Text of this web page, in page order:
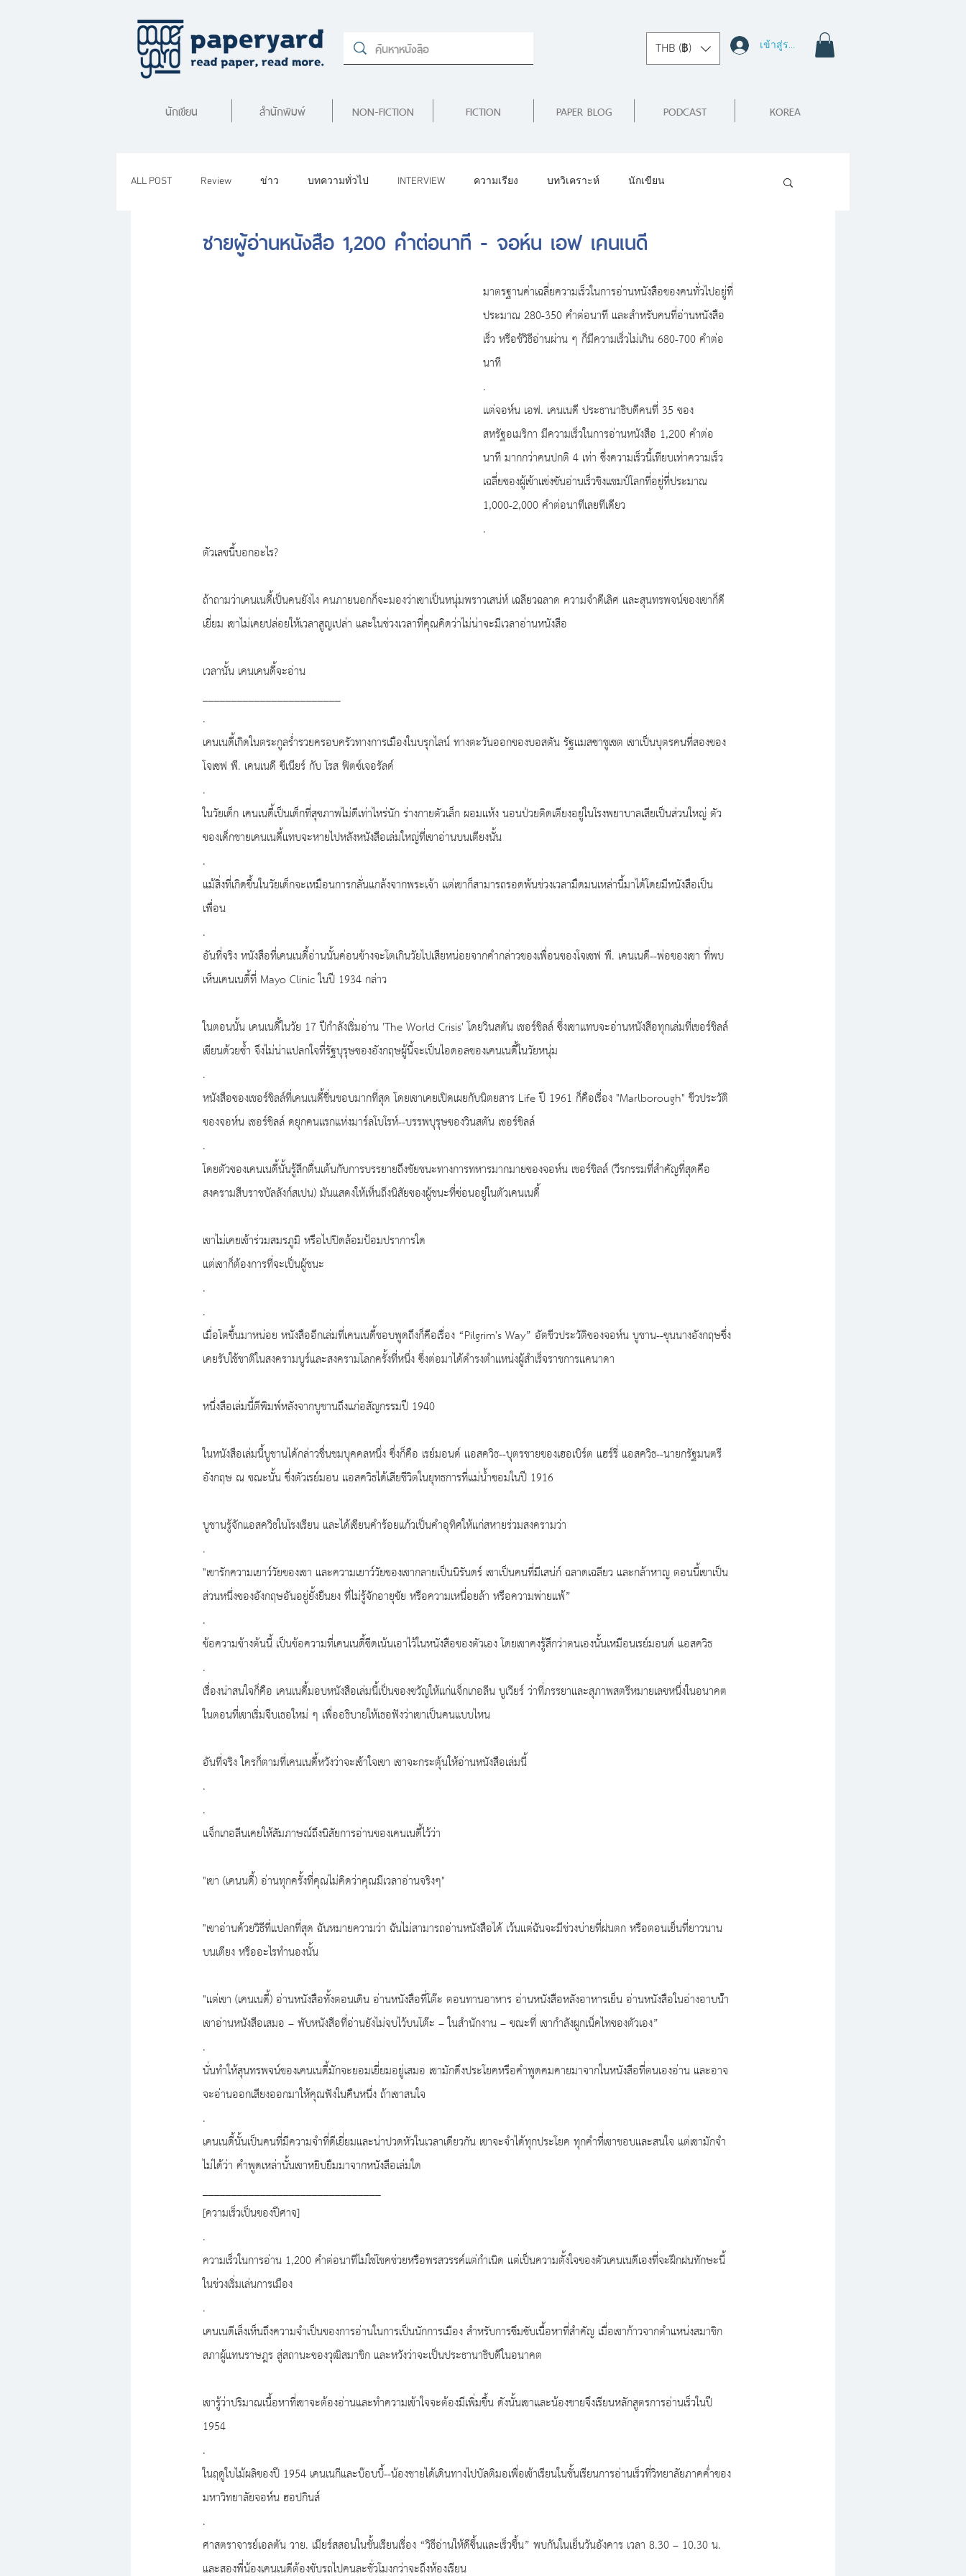
THB (฿) เข้าสู่ระบบ
นักเขียน สำนักพิมพ์ NON-FICTION FICTION PAPER BLOG PODCAST KOREA
ALL POST Review ข่าว บทความทั่วไป INTERVIEW ความเรียง บทวิเคราะห์ นักเขียน
STORIES WITH A BOOK REVIEW NEWS เรื่องสั้น
ชายผู้อ่านหนังสือ 1,200 คำต่อนาที - จอห์น เอฟ เคนเนดี
มาตรฐานค่าเฉลี่ยความเร็วในการอ่านหนังสือของคนทั่วไปอยู่ที่
ประมาณ 280-350 คำต่อนาที และสำหรับคนที่อ่านหนังสือ
เร็ว หรือช้วิธีอ่านผ่าน ๆ ก็มีความเร็วไม่เกิน 680-700 คำต่อ
นาที
.
แต่จอห์น เอฟ. เคนเนดี ประธานาธิบดีคนที่ 35 ของ
สหรัฐอเมริกา มีความเร็วในการอ่านหนังสือ 1,200 คำต่อ
นาที มากกว่าคนปกติ 4 เท่า ซึ่งความเร็วนี้เทียบเท่าความเร็ว
เฉลี่ยของผู้เข้าแข่งขันอ่านเร็วชิงแชมป์โลกที่อยู่ที่ประมาณ
1,000-2,000 คำต่อนาทีเลยทีเดียว
.
ตัวเลขนี้บอกอะไร?
ถ้าถามว่าเคนเนดี้เป็นคนยังไง คนภายนอกก็จะมองว่าเขาเป็นหนุ่มพราวเสน่ห์ เฉลียวฉลาด ความจำดีเลิศ และสุนทรพจน์ของเขาก็ดี
เยี่ยม เขาไม่เคยปล่อยให้เวลาสูญเปล่า และในช่วงเวลาที่คุณคิดว่าไม่น่าจะมีเวลาอ่านหนังสือ
เวลานั้น เคนเคนดี้จะอ่าน
________________________
.
เคนเนดี้เกิดในตระกูลร่ำรวยครอบครัวทางการเมืองในบรุกไลน์ ทางตะวันออกของบอสตัน รัฐแมสซาชูเซต เขาเป็นบุตรคนที่สองของ
โจเซฟ พี. เคนเนดี ซีเนียร์ กับ โรส ฟิตซ์เจอรัลด์
.
ในวัยเด็ก เคนเนดี้เป็นเด็กที่สุขภาพไม่ดีเท่าไหร่นัก ร่างกายตัวเล็ก ผอมแห้ง นอนป่วยติดเตียงอยู่ในโรงพยาบาลเสียเป็นส่วนใหญ่ ตัว
ของเด็กชายเคนเนดี้แทบจะหายไปหลังหนังสือเล่มใหญ่ที่เขาอ่านบนเตียงนั้น
.
แม้สิ่งที่เกิดขึ้นในวัยเด็กจะเหมือนการกลั่นแกล้งจากพระเจ้า แต่เขาก็สามารถรอดพ้นช่วงเวลามืดมนเหล่านี้มาได้โดยมีหนังสือเป็น
เพื่อน
.
อันที่จริง หนังสือที่เคนเนดี้อ่านนั้นค่อนข้างจะโตเกินวัยไปเสียหน่อยจากคำกล่าวของเพื่อนของโจเซฟ พี. เคนเนดี--พ่อของเขา ที่พบ
เห็นเคนเนดี้ที่ Mayo Clinic ในปี 1934 กล่าว
ในตอนนั้น เคนเนดี้ในวัย 17 ปีกำลังเริ่มอ่าน 'The World Crisis' โดยวินสตัน เชอร์ชิลล์ ซึ่งเขาแทบจะอ่านหนังสือทุกเล่มที่เชอร์ชิลล์
เขียนด้วยซ้ำ จึงไม่น่าแปลกใจที่รัฐบุรุษของอังกฤษผู้นี้จะเป็นไอดอลของเคนเนดี้ในวัยหนุ่ม
.
หนังสือของเชอร์ชิลล์ที่เคนเนดี้ชื่นชอบมากที่สุด โดยเขาเคยเปิดเผยกับนิตยสาร Life ปี 1961 ก็คือเรื่อง "Marlborough" ชีวประวัติ
ของจอห์น เชอร์ชิลล์ ดยุกคนแรกแห่งมาร์ลโบโรห์--บรรพบุรุษของวินสตัน เชอร์ชิลล์
.
โดยตัวของเคนเนดี้นั้นรู้สึกตื่นเต้นกับการบรรยายถึงชัยชนะทางการทหารมากมายของจอห์น เชอร์ชิลล์ (วีรกรรมที่สำคัญที่สุดคือ
สงครามสืบราชบัลลังก์สเปน) มันแสดงให้เห็นถึงนิสัยของผู้ชนะที่ซ่อนอยู่ในตัวเคนเนดี้
เขาไม่เคยเข้าร่วมสมรภูมิ หรือไปปิดล้อมป้อมปราการใด
แต่เขาก็ต้องการที่จะเป็นผู้ชนะ
.
.
เมื่อโตขึ้นมาหน่อย หนังสืออีกเล่มที่เคนเนดี้ชอบพูดถึงก็คือเรื่อง “Pilgrim's Way” อัตชีวประวัติของจอห์น บูชาน--ขุนนางอังกฤษซึ่ง
เคยรับใช้ชาติในสงครามบูร์และสงครามโลกครั้งที่หนึ่ง ซึ่งต่อมาได้ดำรงตำแหน่งผู้สำเร็จราชการแคนาดา
หนึ่งสือเล่มนี้ตีพิมพ์หลังจากบูชานถึงแก่อสัญกรรมปี 1940
ในหนังสือเล่มนี้บูชานได้กล่าวชื่นชมบุคคลหนึ่ง ซึ่งก็คือ เรย์มอนด์ แอสควิธ--บุตรชายของเฮอเบิร์ต แฮร์รี่ แอสควิธ--นายกรัฐมนตรี
อังกฤษ ณ ขณะนั้น ซึ่งตัวเรย์มอน แอสควิธได้เสียชีวิตในยุทธการที่แม่น้ำซอมในปี 1916
บูชานรู้จักแอสควิธในโรงเรียน และได้เขียนคำร้อยแก้วเป็นคำอุทิศให้แก่สหายร่วมสงครามว่า
.
"เขารักความเยาว์วัยของเขา และความเยาว์วัยของเขากลายเป็นนิรันดร์ เขาเป็นคนที่มีเสน่ก์ ฉลาดเฉลียว และกล้าหาญ ตอนนี้เขาเป็น
ส่วนหนึ่งของอังกฤษอันอยู่ยั้งยืนยง ที่ไม่รู้จักอายุขัย หรือความเหนื่อยล้า หรือความพ่ายแพ้”
.
ข้อความข้างต้นนี้ เป็นข้อความที่เคนเนดี้ขีดเน้นเอาไว้ในหนังสือของตัวเอง โดยเขาคงรู้สึกว่าตนเองนั้นเหมือนเรย์มอนด์ แอสควิธ
.
เรื่องน่าสนใจก็คือ เคนเนดี้มอบหนังสือเล่มนี้เป็นของขวัญให้แก่แจ็กเกอลีน บูเวียร์ ว่าที่ภรรยาและสุภาพสตรีหมายเลขหนึ่งในอนาคต
ในตอนที่เขาเริ่มจีบเธอใหม่ ๆ เพื่ออธิบายให้เธอฟังว่าเขาเป็นคนแบบไหน
อันที่จริง ใครก็ตามที่เคนเนดี้หวังว่าจะเข้าใจเขา เขาจะกระตุ้นให้อ่านหนังสือเล่มนี้
.
.
แจ็กเกอลีนเคยให้สัมภาษณ์ถึงนิสัยการอ่านของเคนเนดี้ไว้ว่า
"เขา (เคนนดี้) อ่านทุกครั้งที่คุณไม่คิดว่าคุณมีเวลาอ่านจริงๆ"
"เขาอ่านด้วยวิธีที่แปลกที่สุด ฉันหมายความว่า ฉันไม่สามารถอ่านหนังสือได้ เว้นแต่ฉันจะมีช่วงบ่ายที่ฝนตก หรือตอนเย็นที่ยาวนาน
บนเตียง หรืออะไรทำนองนั้น
"แต่เขา (เคนเนดี้) อ่านหนังสือทั้งตอนเดิน อ่านหนังสือที่โต๊ะ ตอนทานอาหาร อ่านหนังสือหลังอาหารเย็น อ่านหนังสือในอ่างอาบน้ํา
เขาอ่านหนังสือเสมอ – พับหนังสือที่อ่านยังไม่จบไว้บนโต๊ะ – ในสำนักงาน – ขณะที่ เขากำลังผูกเน็คไทของตัวเอง”
.
นั่นทำให้สุนทรพจน์ของเคนเนดี้มักจะยอมเยี่ยมอยู่เสมอ เขามักดึงประโยคหรือคำพูดคมคายมาจากในหนังสือที่ตนเองอ่าน และอาจ
จะอ่านออกเสียงออกมาให้คุณฟังในคืนหนึ่ง ถ้าเขาสนใจ
.
เคนเนดี้นั้นเป็นคนที่มีความจำที่ดีเยี่ยมและน่าปวดหัวในเวลาเดียวกัน เขาจะจำได้ทุกประโยค ทุกคำที่เขาชอบและสนใจ แต่เขามักจำ
ไม่ได้ว่า คำพูดเหล่านั้นเขาหยิบยืมมาจากหนังสือเล่มใด
_______________________________
[ความเร็วเป็นของปีศาจ]
.
ความเร็วในการอ่าน 1,200 คำต่อนาทีไม่ใช่โชคช่วยหรือพรสวรรค์แต่กำเนิด แต่เป็นความตั้งใจของตัวเคนเนดีเองที่จะฝึกฝนทักษะนี้
ในช่วงเริ่มเล่นการเมือง
.
เคนเนดีเล็งเห็นถึงความจำเป็นของการอ่านในการเป็นนักการเมือง สำหรับการซึมซับเนื้อหาที่สำคัญ เมื่อเขาก้าวจากตำแหน่งสมาชิก
สภาผู้แทนราษฎร สู่สถานะของวุฒิสมาชิก และหวังว่าจะเป็นประธานาธิบดีในอนาคต
เขารู้ว่าปริมาณเนื้อหาที่เขาจะต้องอ่านและทำความเข้าใจจะต้องมีเพิ่มขึ้น ดังนั้นเขาและน้องชายจึงเรียนหลักสูตรการอ่านเร็วในปี
1954
.
ในฤดูใบไม้ผลิของปี 1954 เคนเนกีและบ๊อบบี้--น้องชายได้เดินทางไปบัลติมอเพื่อเข้าเรียนในชั้นเรียนการอ่านเร็วที่วิทยาลัยภาคค่ำของ
มหาวิทยาลัยจอห์น ฮอปกินส์
.
ศาสตราจารย์เอลตัน วาย. เมียร์สสอนในชั้นเรียนเรื่อง “วิธีอ่านให้ดีขึ้นและเร็วขึ้น” พบกันในเย็นวันอังคาร เวลา 8.30 – 10.30 น.
และสองพี่น้องเคนเนดีต้องขับรถไปคนละชั่วโมงกว่าจะถึงห้องเรียน